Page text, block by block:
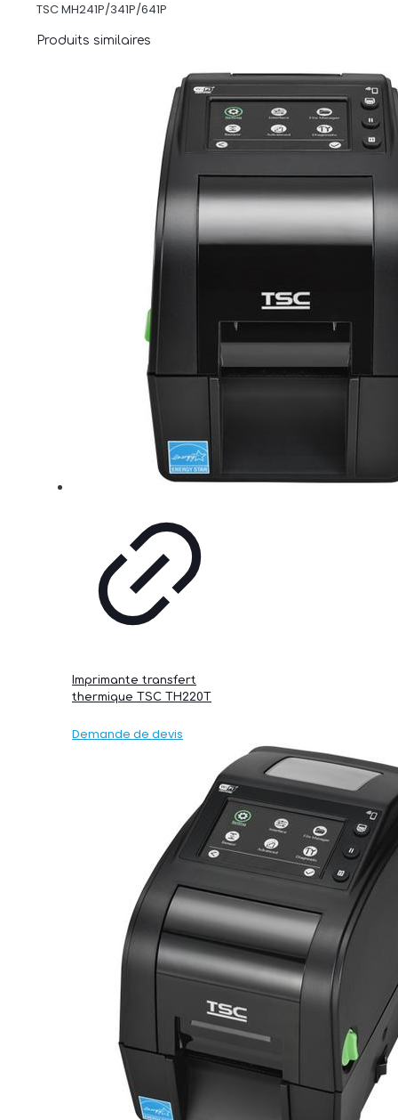
TSC MH241P/341P/641P
Produits similaires
Imprimante transfert
thermique TSC TH220T
Demande de devis